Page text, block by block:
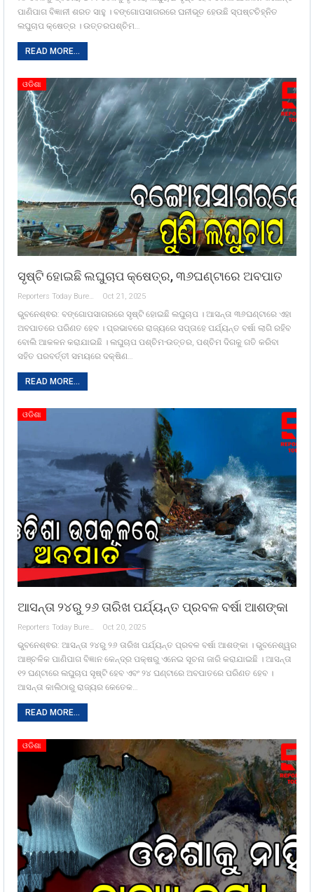
ପାଣିପାଗ ବିଜ୍ଞାନୀ ଶରତ ସାହୁ । ବଙ୍ଗୋପସାଗରରେ ଘନୀଭୂତ ହେଉଛି ସ୍ପଷ୍ଟଚିହ୍ନିତ
ଲଘୁଚାପ କ୍ଷେତ୍ର । ଉତ୍ତରପଶ୍ଚିମ…
READ MORE...
ଓଡିଶା
ସୃଷ୍ଟି ହୋଇଛି ଲଘୁଚାପ କ୍ଷେତ୍ର, ୩୬ଘଣ୍ଟାରେ ଅବପାତ
Reporters Today Bureau Oct 21, 2025
ଭୁବନେଶ୍ଵର: ବଙ୍ଗୋପସାଗରରେ ସୃଷ୍ଟି ହୋଇଛି ଲଘୁଚାପ । ଆସନ୍ତା ୩୬ଘଣ୍ଟାରେ ଏହା
ଅବପାତରେ ପରିଣତ ହେବ । ପ୍ରଭାବରେ ରାଜ୍ୟରେ ସପ୍ତାହେ ପର୍ଯ୍ୟନ୍ତ ବର୍ଷା ଲାଗି ରହିବ
ବୋଲି ଆକଳନ କରାଯାଇଛି । ଲଘୁଚାପ ପଶ୍ଚିମ-ଉତ୍ତର, ପଶ୍ଚିମ ଦିଗକୁ ଗତି କରିବା
ସହିତ ପରବର୍ତ୍ତୀ ସମୟରେ ଦକ୍ଷିଣ…
READ MORE...
ଓଡିଶା
ଆସନ୍ତା ୨୪ରୁ ୨୬ ତାରିଖ ପର୍ଯ୍ୟନ୍ତ ପ୍ରବଳ ବର୍ଷା ଆଶଙ୍କା
Reporters Today Bureau Oct 20, 2025
ଭୁବନେଶ୍ଵର: ଆସନ୍ତା ୨୪ରୁ ୨୬ ତାରିଖ ପର୍ଯ୍ୟନ୍ତ ପ୍ରବଳ ବର୍ଷା ଆଶଙ୍କା । ଭୁବନେଶ୍ୱର
ଆଞ୍ଚଳିକ ପାଣିପାଗ ବିଜ୍ଞାନ କେନ୍ଦ୍ର ପକ୍ଷରୁ ଏନେଇ ସୂଚନା ଜାରି କରାଯାଇଛି । ଆସନ୍ତା
୧୨ ଘଣ୍ଟାରେ ଲଘୁଚାପ ସୃଷ୍ଟି ହେବ ଏବଂ ୨୪ ଘଣ୍ଟାରେ ଅବପାତରେ ପରିଣତ ହେବ ।
ଆସନ୍ତା କାଲିଠାରୁ ରାଜ୍ୟର କେତେକ…
READ MORE...
ଓଡିଶା